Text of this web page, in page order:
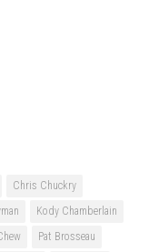
Chris Chuckry
Kody Chamberlain
Pat Brosseau